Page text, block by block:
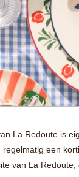
La Redoute is
een
van La